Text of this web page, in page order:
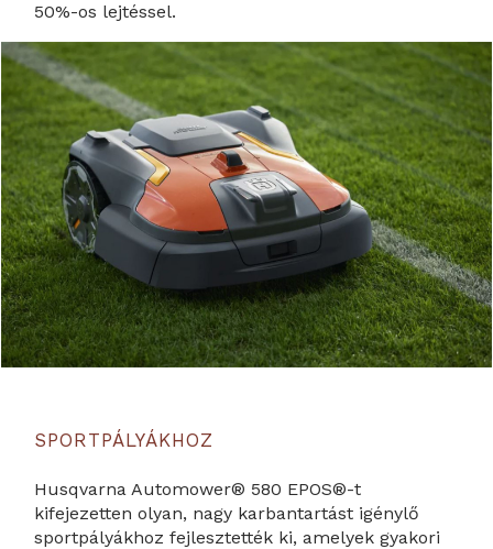
50%-os lejtéssel.
SPORTPÁLYÁKHOZ
Husqvarna Automower® 580 EPOS®-t
kifejezetten olyan, nagy karbantartást igénylő
sportpályákhoz fejlesztették ki, amelyek gyakori